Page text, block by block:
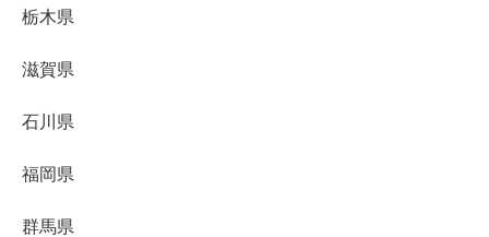
栃木県
滋賀県
石川県
福岡県
群馬県